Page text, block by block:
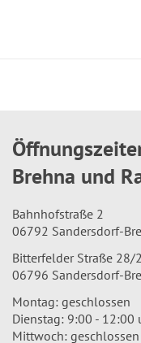
Brehna und
Bahnhofstraße 2
06792 Sandersdorf-
Bitterfelder Straße 28/
06796 Sandersdorf-
Montag: geschlossen
Dienstag: 9:00 - 12:00
Mittwoch: geschlossen